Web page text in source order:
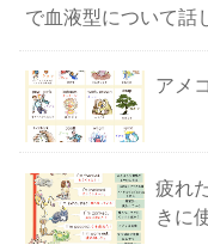
で血液型について話
アメ
疲れ
きに